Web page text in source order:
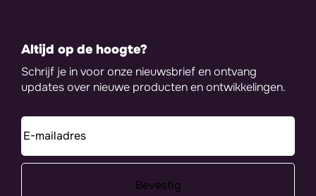
Altijd op de hoogte?
Schrijf je in voor onze nieuwsbrief en ontvang
updates over nieuwe producten en ontwikkelingen.